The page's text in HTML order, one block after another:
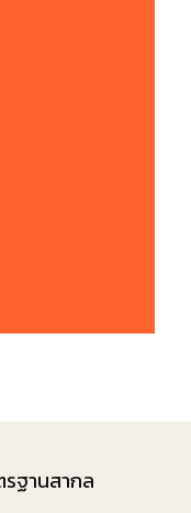
ฐานสากล